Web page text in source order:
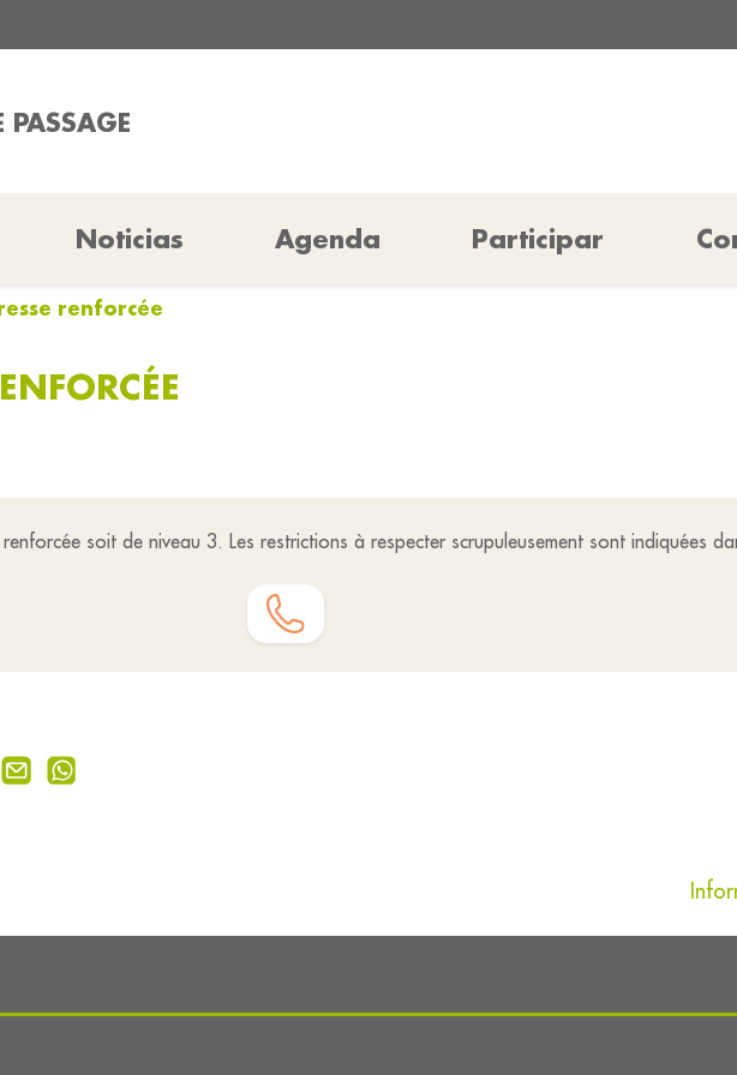
PASSAGE
Noticias Agenda Participar
renforcée
soit de niveau 3. Les restrictions à respecter scrupuleusement sont indiquées